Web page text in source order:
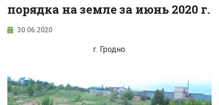
порядка на земле за июнь 2020 г.
30.06.2020
г. Гродно.